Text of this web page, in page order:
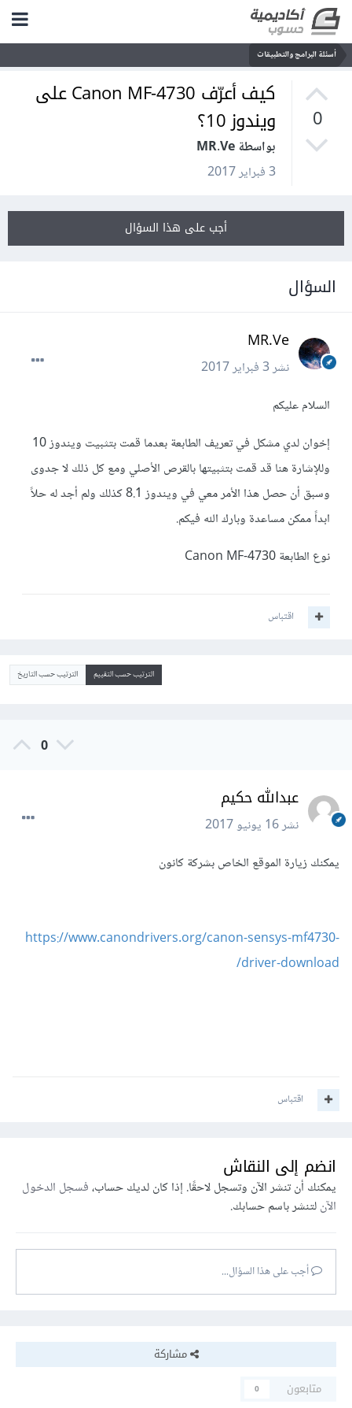
أسئلة البرامج والتطبيقات
0
كيف أعرّف Canon MF-4730 على
ويندوز 10؟
بواسطة MR.Ve
3 فبراير 2017
أجب على هذا السؤال
السؤال
MR.Ve
نشر3 فبراير 2017
السلام عليكم
إخوان لدي مشكل في تعريف الطابعة بعدما قمت بتثبيت ويندوز 10
وللإشارة هنا قد قمت بتثبيتها بالقرص الأصلي ومع كل ذلك لا جدوى
وسبق أن حصل هذا الأمر معي في ويندوز 8.1 كذلك ولم أجد له حلاً
ابداً ممكن مساعدة وبارك الله فيكم.
نوع الطابعة Canon MF-4730
اقتباس
الترتيب حسب التقييم الترتيب حسب التاريخ
0
عبدالله حكيم
نشر16 يونيو 2017
يمكنك زيارة الموقع الخاص بشركة كانون
https://www.canondrivers.org/canon-sensys-mf4730-
driver-download/
اقتباس
انضم إلى النقاش
يمكنك أن تنشر الآن وتسجل لاحقًا. إذا كان لديك حساب،فسجل الدخول
الآنلتنشر باسم حسابك.
أجب على هذا السؤال...
مشاركة
متابعون
0